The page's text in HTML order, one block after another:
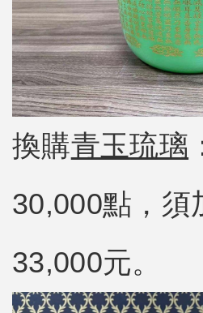
換購青玉琉璃
30,000點，須
33,000元。